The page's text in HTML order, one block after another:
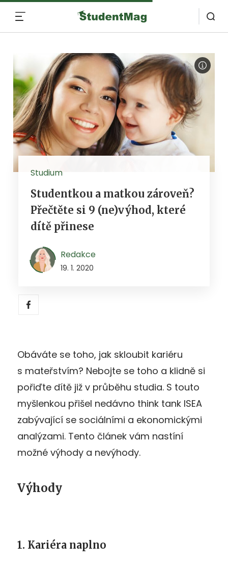
Studium
Studentkou a matkou zároveň?
Přečtěte si 9 (ne)výhod, které
dítě přinese
Redakce
19. 1. 2020
Obáváte se toho, jak skloubit kariéru
s mateřstvím? Nebojte se toho a klidně si
pořiďte dítě již v průběhu studia. S touto
myšlenkou přišel nedávno think tank ISEA
zabývající se sociálními a ekonomickými
analýzami. Tento článek vám nastíní
možné výhody a nevýhody.
Výhody
1. Kariéra naplno